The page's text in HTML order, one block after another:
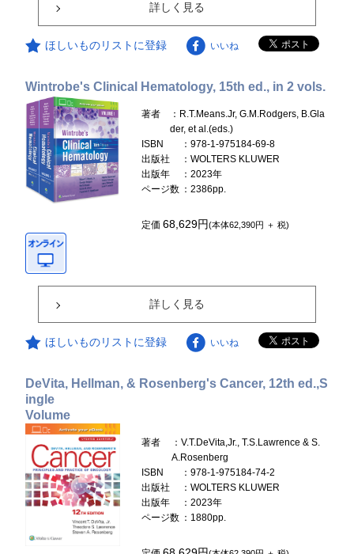
詳しく見る
ほしいものリストに登録 いいね
Wintrobe's Clinical Hematology, 15th ed., in 2 vols.
著者
：R.T.Means.Jr, G.M.Rodgers, B.Gla
der, et al.(eds.)
ISBN
：978-1-975184-69-8
出版社
：WOLTERS KLUWER
出版年
：2023年
ページ数 ：2386pp.
定価68,629円(本体62,390円 ＋ 税)
詳しく見る
ほしいものリストに登録 いいね
DeVita, Hellman, & Rosenberg's Cancer, 12th ed.,S
ingle
Volume
著者
：V.T.DeVita,Jr., T.S.Lawrence & S.
A.Rosenberg
ISBN
：978-1-975184-74-2
出版社
：WOLTERS KLUWER
出版年
：2023年
ページ数 ：1880pp.